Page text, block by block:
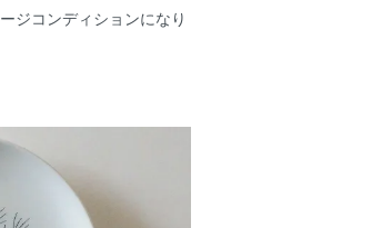
ジコンディションになり